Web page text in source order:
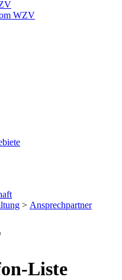
WZV
> Ansprechpartner
Liste